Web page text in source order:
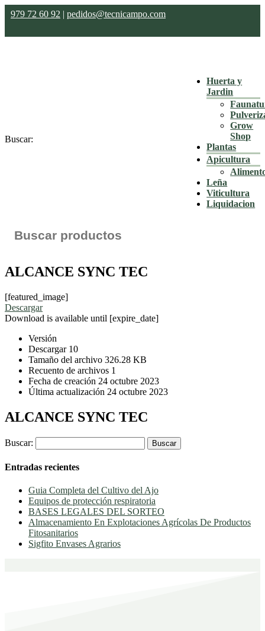
979 72 60 92 | pedidos@tecnicampo.com
Huerta y
Jardin
Grow
Shop
Plantas
Apicultura
Leña
Viticultura
Liquidacion
Buscar:
ALCANCE SYNC TEC
[featured_image]
Descargar
Download is available until [expire_date]
Versión
Descargar 10
Tamaño del archivo 326.28 KB
Recuento de archivos 1
Fecha de creación 24 octubre 2023
Última actualización 24 octubre 2023
ALCANCE SYNC TEC
Buscar:
Entradas recientes
Guia Completa del Cultivo del Ajo
Equipos de protección respiratoria
BASES LEGALES DEL SORTEO
Almacenamiento En Explotaciones Agrícolas De Productos
Fitosanitarios
Sigfito Envases Agrarios